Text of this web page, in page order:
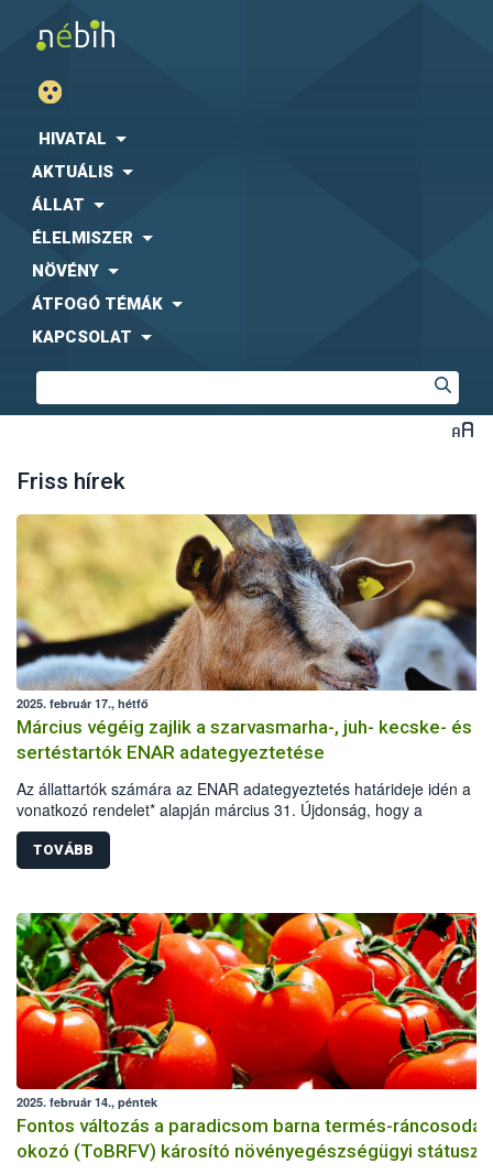
HIVATAL
AKTUÁLIS
ÁLLAT
ÉLELMISZER
NÖVÉNY
ÁTFOGÓ TÉMÁK
KAPCSOLAT
Friss hírek
2025. február 17., hétfő
Március végéig zajlik a szarvasmarha-, juh- kecske- és
sertéstartók ENAR adategyeztetése
Az állattartók számára az ENAR adategyeztetés határideje idén a
vonatkozó rendelet* alapján március 31. Újdonság, hogy a
szarvasmarha-, valamint a juh- és kecskefélék mellett mostantól a
sertések vonatkozásában is kötelező az adategyeztetést, melynek
hogy az ENAR (Egységes Nyilvántartási és Azonosítási Rendszer)
tartalmazzon.
TOVÁBB
2025. február 14., péntek
Fontos változás a paradicsom barna termés-
okozó (ToBRFV) károsító növényegészségügyi